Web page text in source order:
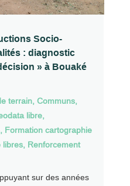
Socio-
: diagnostic
» à Bouaké
terrain, Communs,
libre,
, Formation cartographie
libres, Renforcement
sur des années